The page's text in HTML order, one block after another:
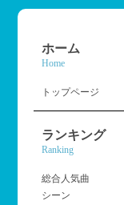
ホーム
Home
トップページ
ランキング
Ranking
総合人気曲
シーン